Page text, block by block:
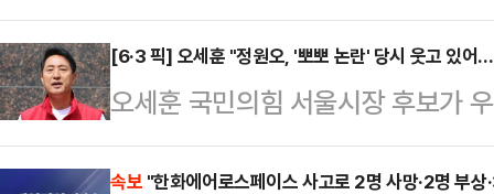
어 "운동용품을 만들 때 흔히 사용
소재의 옷을 세탁하고 입을 때마다
말했다.입자가 매우 작은 미세플라
통해 여러 장기에 …
[6·3 픽] 오세훈 "정원오, '뽀뽀 논란' 당시 웃고 있어
오세훈 국민의힘 서울시장 후보가
이른바 '아기 뽀뽀 강요' 논란에 대
속보 "한화에어로스페이스 사고로 2명 사망·2명 부상